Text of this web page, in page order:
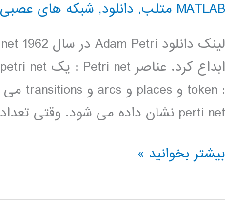
MATLAB متلب , دانلود, شبکه های عصبی
perti net نشان داده می شود. وقتی تعداد
پروژه
شبکه
بیشتر بخوانید »